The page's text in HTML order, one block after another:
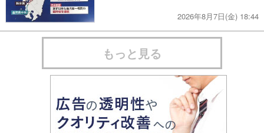
2026年8月7日(金) 18:44
もっと見る